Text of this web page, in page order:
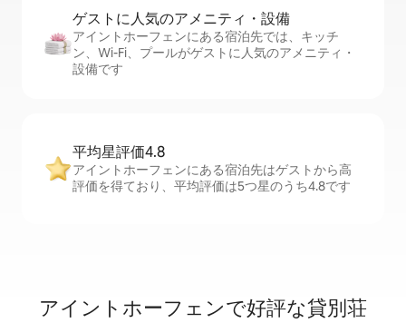
ゲストに人⁠気⁠のア⁠メ⁠ニ⁠テ⁠ィ・設⁠備
アイントホーフェンにある宿泊先では、キッチ
ン、Wi-Fi、プールがゲストに人気のアメニティ・
設備です
平均星評価4.8
アイントホーフェンにある宿泊先はゲストから高
評価を得ており、平均評価は5つ星のうち4.8です
アイントホーフェンで好評な貸別荘